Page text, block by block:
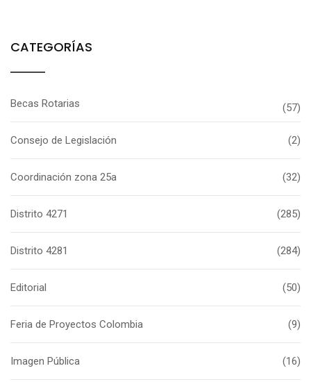
CATEGORÍAS
Becas Rotarias (57)
Consejo de Legislación (2)
Coordinación zona 25a (32)
Distrito 4271 (285)
Distrito 4281 (284)
Editorial (50)
Feria de Proyectos Colombia (9)
Imagen Pública (16)